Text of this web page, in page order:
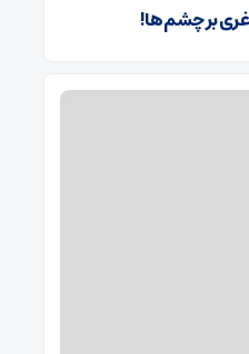
بر چشم‌ها!